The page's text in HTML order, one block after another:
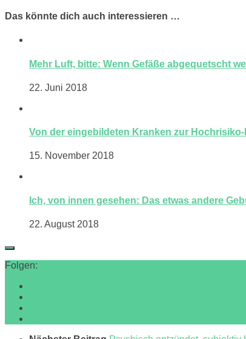
Das könnte dich auch interessieren …
Mehr Luft, bitte: Wenn Gefäße abgequetscht
22. Juni 2018
Von der eingebildeten Kranken zur
15. November 2018
Ich, von innen gesehen: Das etwas andere
22. August 2018
Folgen: